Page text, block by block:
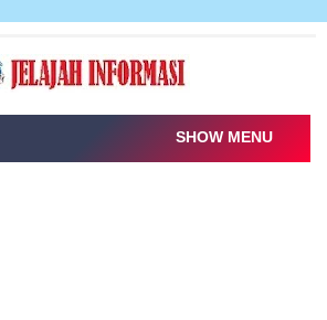
SHOW MENU